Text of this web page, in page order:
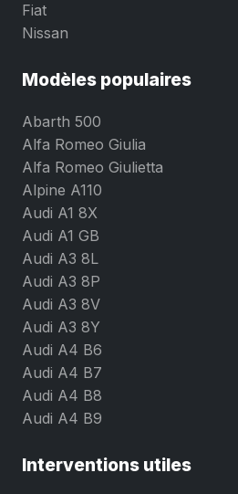
Fiat
Nissan
Modèles populaires
Abarth 500
Alfa Romeo Giulia
Alfa Romeo Giulietta
Alpine A110
Audi A1 8X
Audi A1 GB
Audi A3 8L
Audi A3 8P
Audi A3 8V
Audi A3 8Y
Audi A4 B6
Audi A4 B7
Audi A4 B8
Audi A4 B9
Interventions utiles